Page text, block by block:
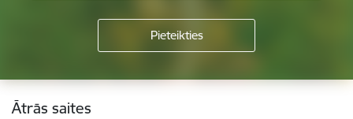
Kājene
Ātrās saites